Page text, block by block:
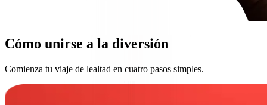
Cómo unirse a la diversión
Comienza tu viaje de lealtad en cuatro pasos simples.